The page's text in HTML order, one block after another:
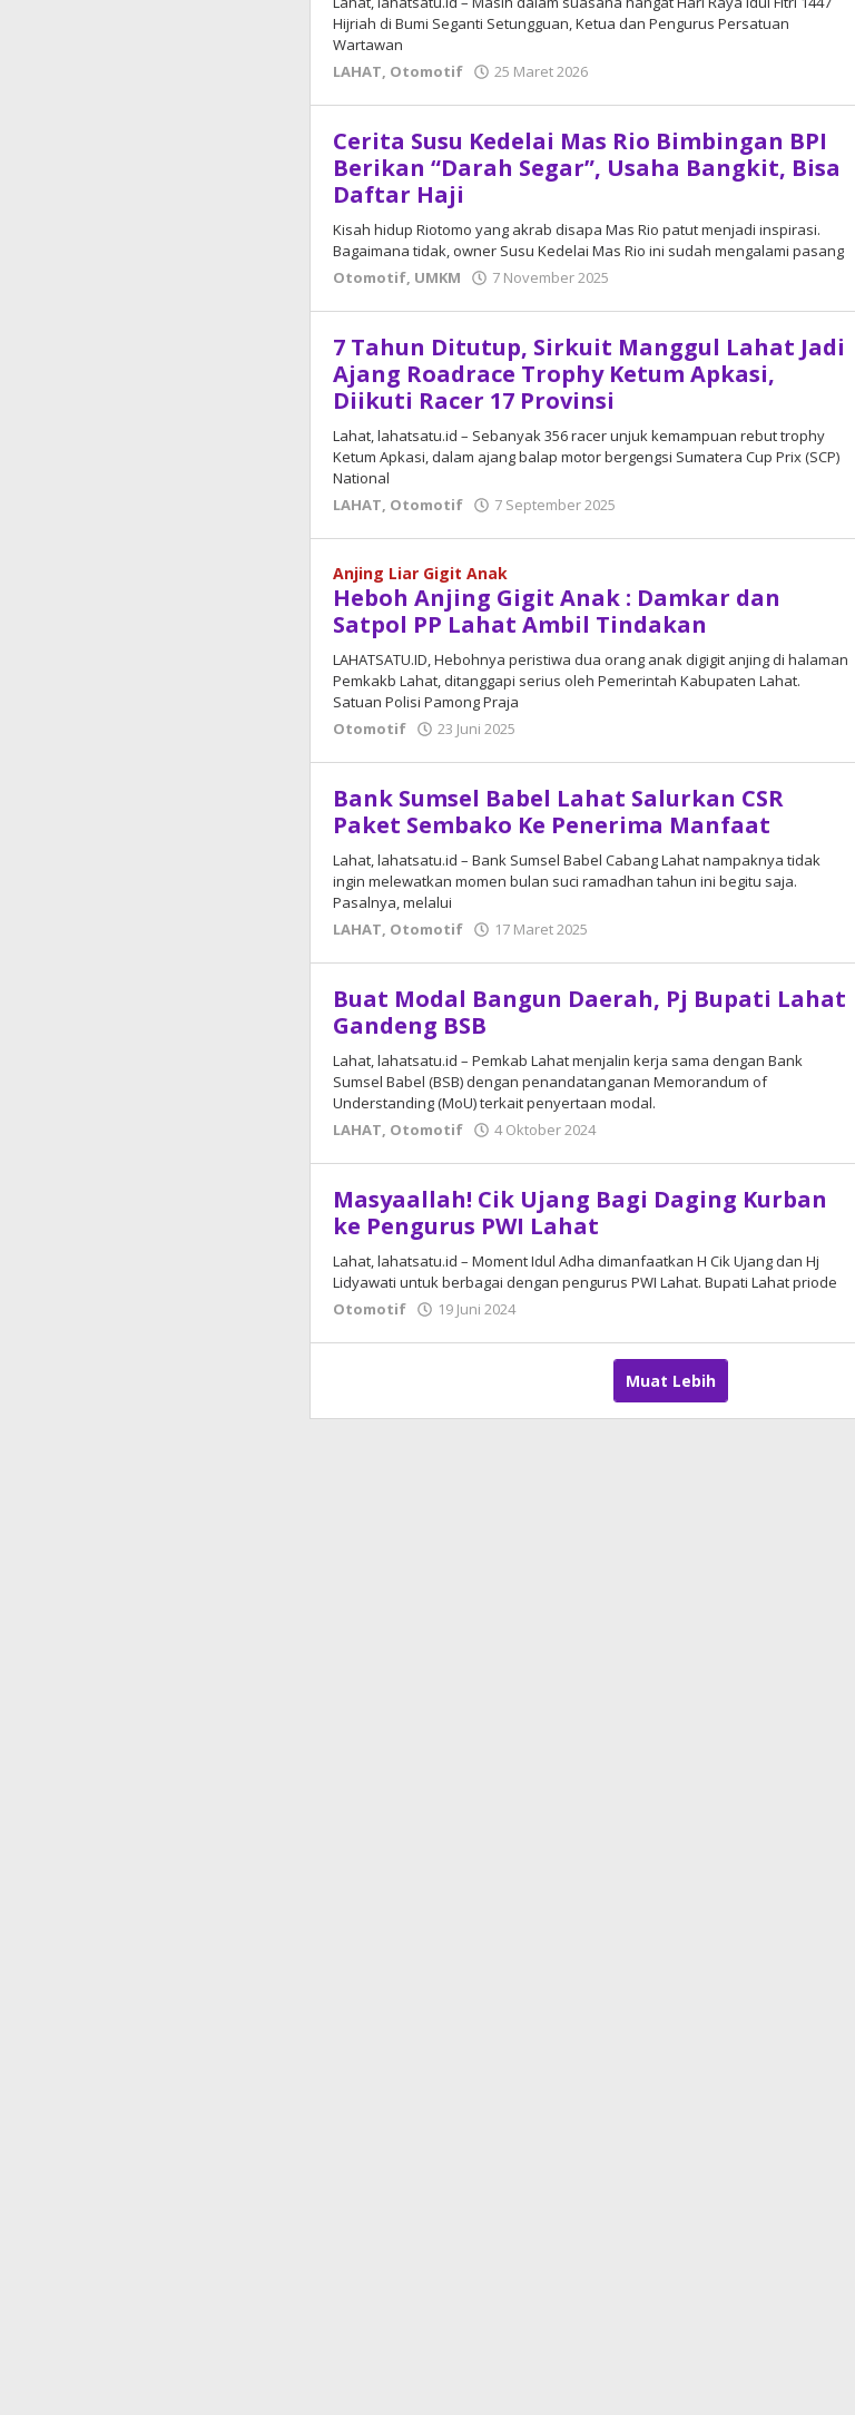
Hijriah di Bumi Seganti Setungguan, Ketua dan Pengurus Persatuan
Wartawan
LAHAT, Otomotif 25 Maret 2026
Cerita Susu Kedelai Mas Rio Bimbingan BPI
Berikan “Darah Segar”, Usaha Bangkit, Bisa
Daftar Haji
Kisah hidup Riotomo yang akrab disapa Mas Rio patut menjadi inspirasi.
Bagaimana tidak, owner Susu Kedelai Mas Rio ini sudah mengalami pasang
Otomotif, UMKM 7 November 2025
7 Tahun Ditutup, Sirkuit Manggul Lahat Jadi
Ajang Roadrace Trophy Ketum Apkasi,
Diikuti Racer 17 Provinsi
Lahat, lahatsatu.id – Sebanyak 356 racer unjuk kemampuan rebut trophy
Ketum Apkasi, dalam ajang balap motor bergengsi Sumatera Cup Prix (SCP)
National
LAHAT, Otomotif 7 September 2025
Anjing Liar Gigit Anak
Heboh Anjing Gigit Anak : Damkar dan
Satpol PP Lahat Ambil Tindakan
LAHATSATU.ID, Hebohnya peristiwa dua orang anak digigit anjing di halaman
Pemkakb Lahat, ditanggapi serius oleh Pemerintah Kabupaten Lahat.
Satuan Polisi Pamong Praja
Otomotif
23 Juni 2025
Bank Sumsel Babel Lahat Salurkan CSR
Paket Sembako Ke Penerima Manfaat
Lahat, lahatsatu.id – Bank Sumsel Babel Cabang Lahat nampaknya tidak
ingin melewatkan momen bulan suci ramadhan tahun ini begitu saja.
Pasalnya, melalui
LAHAT, Otomotif 17 Maret 2025
Buat Modal Bangun Daerah, Pj Bupati Lahat
Gandeng BSB
Lahat, lahatsatu.id – Pemkab Lahat menjalin kerja sama dengan Bank
Sumsel Babel (BSB) dengan penandatanganan Memorandum of
Understanding (MoU) terkait penyertaan modal.
LAHAT, Otomotif 4 Oktober 2024
Masyaallah! Cik Ujang Bagi Daging Kurban
ke Pengurus PWI Lahat
Lahat, lahatsatu.id – Moment Idul Adha dimanfaatkan H Cik Ujang dan Hj
Lidyawati untuk berbagai dengan pengurus PWI Lahat. Bupati Lahat priode
Otomotif
19 Juni 2024
Muat Lebih